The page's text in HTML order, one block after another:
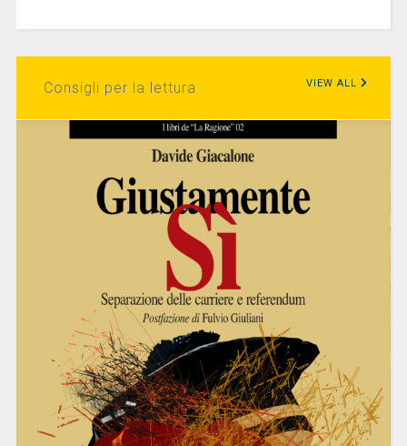
Consigli per la lettura VIEW ALL